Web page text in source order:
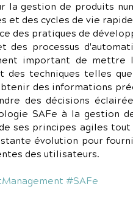
la gestion de produits
et des cycles de vie
des pratiques de
des processus
important de mettre
des techniques telles
des informations
des décisions
SAFe à la gestion
ses principes agiles
évolution pour
des utilisateurs.
#SAFe